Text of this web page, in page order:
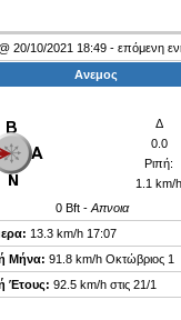
20/10/2021 18:49 - επόμενη
Ανεμος
Δ
0.0
Ριπή:
1.1 km/h
0 Bft - Απνοια
13.3 km/h 17:07
Μήνα: 91.8 km/h Οκτώβριος 1
Έτους: 92.5 km/h στις 21/1